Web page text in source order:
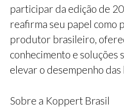
participar da edição de
reafirma seu papel como
produtor brasileiro,
conhecimento e soluções
elevar o desempenho das
Sobre a Koppert Brasil